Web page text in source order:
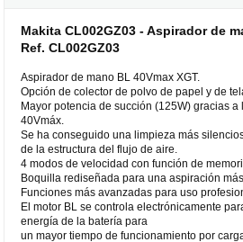
Makita CL002GZ03 - Aspirador de
Ref. CL002GZ03
Aspirador de mano BL 40Vmax XGT.
Opción de colector de polvo de papel y de
Mayor potencia de succión (125W) gracias a
40Vmáx.
Se ha conseguido una limpieza más
de la estructura del flujo de aire.
4 modos de velocidad con función de
Boquilla rediseñada para una aspiración
Funciones más avanzadas para uso
El motor BL se controla electrónicamente
energía de la batería para
un mayor tiempo de funcionamiento por